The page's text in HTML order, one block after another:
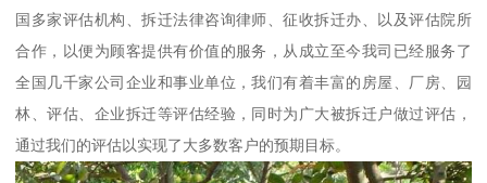
国多家评估机构、拆迁法律咨询律师、征收拆迁办、以及评估院所
合作，以便为顾客提供有价值的服务，从成立至今我司已经服务了
全国几千家公司企业和事业单位，我们有着丰富的房屋、厂房、园
林、评估、企业拆迁等评估经验，同时为广大被拆迁户做过评估，
通过我们的评估以实现了大多数客户的预期目标。